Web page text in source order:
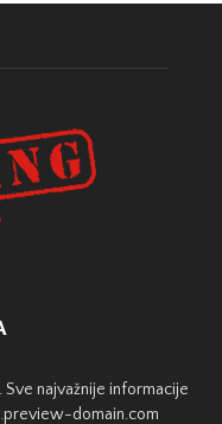
najvažnije informacije
domain.com